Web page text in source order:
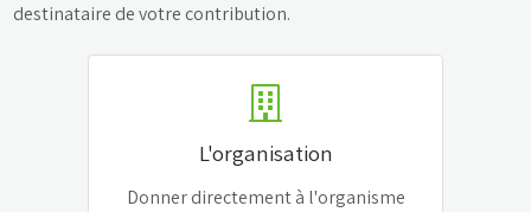
destinataire de votre contribution.
L'organisation
Donner directement à l'organisme